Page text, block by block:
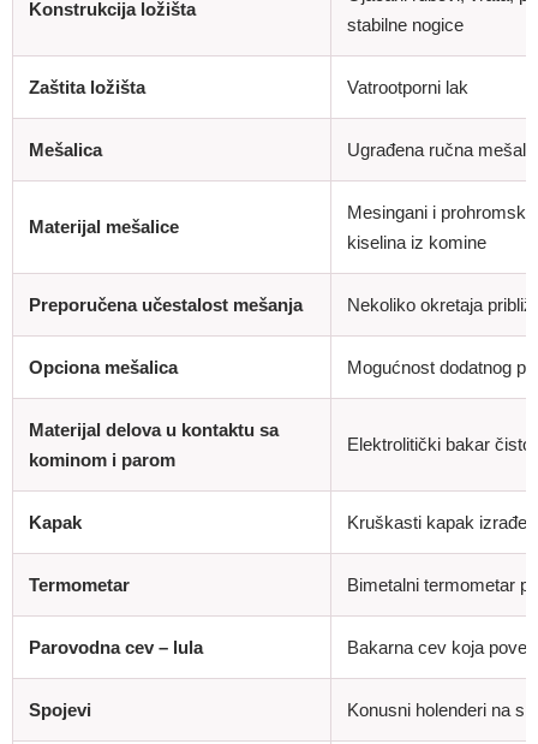
Konstrukcija ložišta
stabilne nogice
Zaštita ložišta Vatrootporni lak
Mešalica Ugrađena ručna
Materijal mešalice
Mesingani i prohromski
kiselina iz komine
Preporučena učestalost mešanja Nekoliko okretaja
Opciona mešalica Mogućnost dodatnog
Materijal delova u kontaktu sa
kominom i parom
Elektrolitički bakar
Kapak Kruškasti kapak
Termometar Bimetalni termometar
Parovodna cev – lula Bakarna cev koja
Spojevi Konusni holenderi na